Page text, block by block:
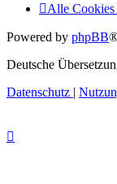
Alle Cookies
Powered by phpBB
Deutsche
Datenschutz